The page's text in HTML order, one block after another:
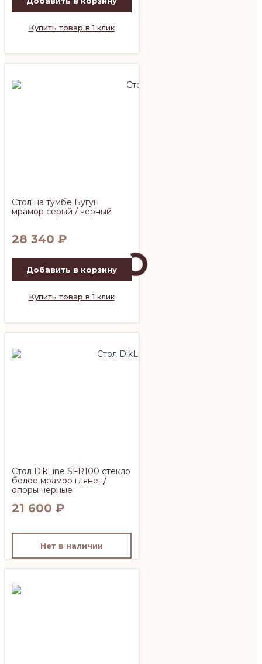
Купить товар в 1 клик
Стол на тумбе Бугун
мрамор серый / черный
28 340 ₽
Добавить в корзину
Купить товар в 1 клик
Стол DikLine SFR100 стекло
белое мрамор глянец/
опоры черные
21 600 ₽
Нет в наличии